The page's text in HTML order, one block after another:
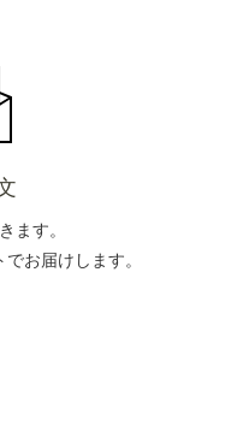
ます。
お届けします。